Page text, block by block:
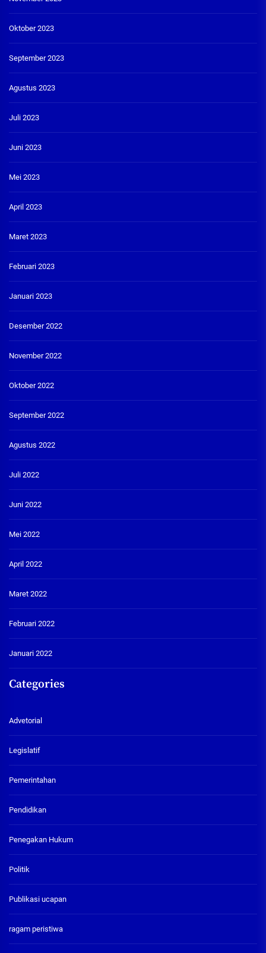
Oktober 2023
September 2023
Agustus 2023
Juli 2023
Juni 2023
Mei 2023
April 2023
Maret 2023
Februari 2023
Januari 2023
Desember 2022
November 2022
Oktober 2022
September 2022
Agustus 2022
Juli 2022
Juni 2022
Mei 2022
April 2022
Maret 2022
Februari 2022
Januari 2022
Categories
Advetorial
Legislatif
Pemerintahan
Pendidikan
Penegakan Hukum
Politik
Publikasi ucapan
ragam peristiwa